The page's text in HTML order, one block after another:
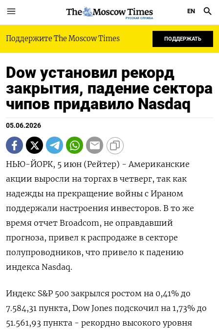
РУССКАЯ СЛУЖБА
EN
Поддержите The Moscow Times ПОДДЕРЖАТЬ
Dow установил рекорд
закрытия, падение сектора
чипов придавило Nasdaq
05.06.2026
НЬЮ-ЙОРК, 5 июн (Рейтер) - Американские
акции выросли на торгах в ‌четверг, так как
надежды на прекращение войны с ​Ираном
поддержали ​настроения ​инвесторов. В ⁠то же
‌время отчет ‌Broadcom, не оправдавший
прогноза, привел к ​распродаже в ‌секторе
полупроводников, что привело ​к падению
индекса Nasdaq.
Индекс ‌S&P 500 закрылся ростом на 0,41% до ​
7.584,31 пункта, ​Dow ‌Jones подскочил на 1,73% ​до
51.561,93 пункта - рекордно высокого уровня